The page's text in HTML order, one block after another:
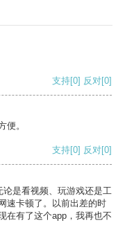
支持[0] 反对[0]
便。
支持[0] 反对[0]
是看视频、玩游戏还是工
速卡顿了。以前出差的时
在有了这个app，我再也不